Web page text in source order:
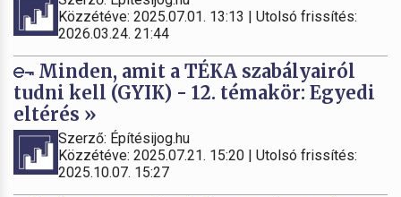
Közzétéve: 2025.07.01. 13:13 | Utolsó frissítés:
2026.03.24. 21:44
Minden, amit a TÉKA szabályairól
tudni kell (GYIK) - 12. témakör: Egyedi
eltérés »
Szerző: Építésijog.hu
Közzétéve: 2025.07.21. 15:20 | Utolsó frissítés:
2025.10.07. 15:27